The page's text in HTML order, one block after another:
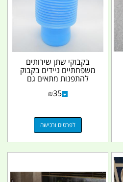
בקבוקי שתן שירותים
משפחתיים ניידים בקבוק
להתפנות מתאים גם
₪35
לפרטים ורכישה